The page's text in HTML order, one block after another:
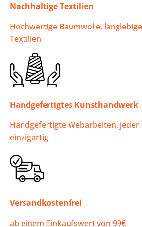
Nachhaltige Textilien
Hochwertige Baumwolle,
Textilien
Handgefertigtes Kunsthandwerk
Handgefertigte Webarbeiten, jeder
einzigartig
Versandkostenfrei
ab einem Einkaufswert von 99€